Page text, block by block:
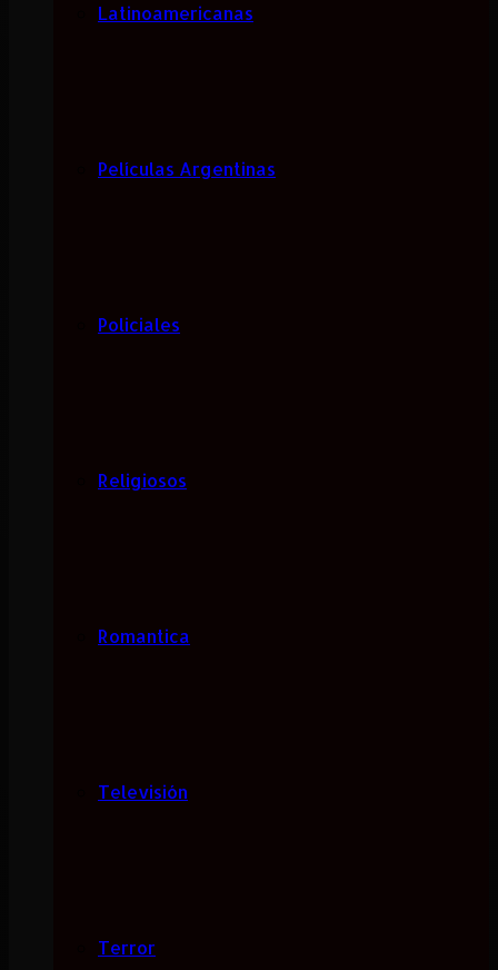
Latinoamericanas
Películas Argentinas
Policiales
Religiosos
Romantica
Televisión
Terror